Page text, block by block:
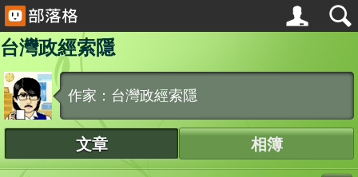
台灣政經索隱
作家：台灣政經索隱
文章 相簿